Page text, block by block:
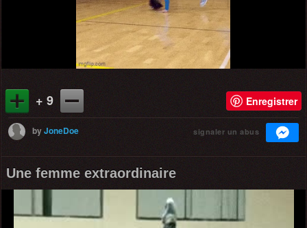
+ 9 Enregistrer
byJoneDoe signaler un abus
Une femme extraordinaire